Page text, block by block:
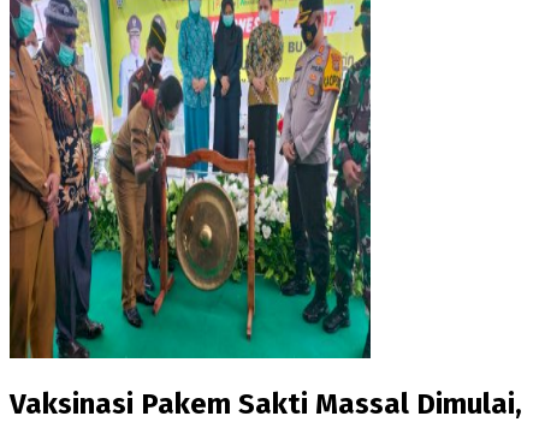
Vaksinasi Pakem Sakti Massal Dimulai,